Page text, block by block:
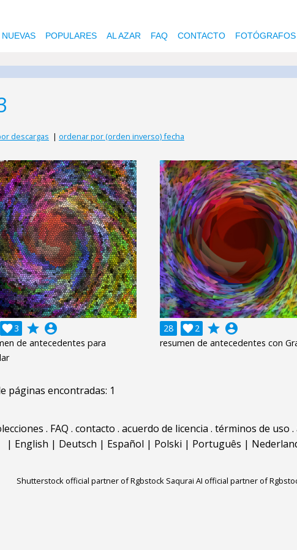
POPULARES AL AZAR FAQ CONTACTO FOTÓGRAFOS
descargas | ordenar por (orden inverso) fecha
3
 grade account_circle
de antecedentes para
28 2
 grade account_circle
resumen de antecedentes con
páginas encontradas: 1
. FAQ . contacto . acuerdo de licencia . términos de uso .
| English | Deutsch | Español | Polski | Português |
Shutterstock official partner of Rgbstock Saqurai AI official partner of